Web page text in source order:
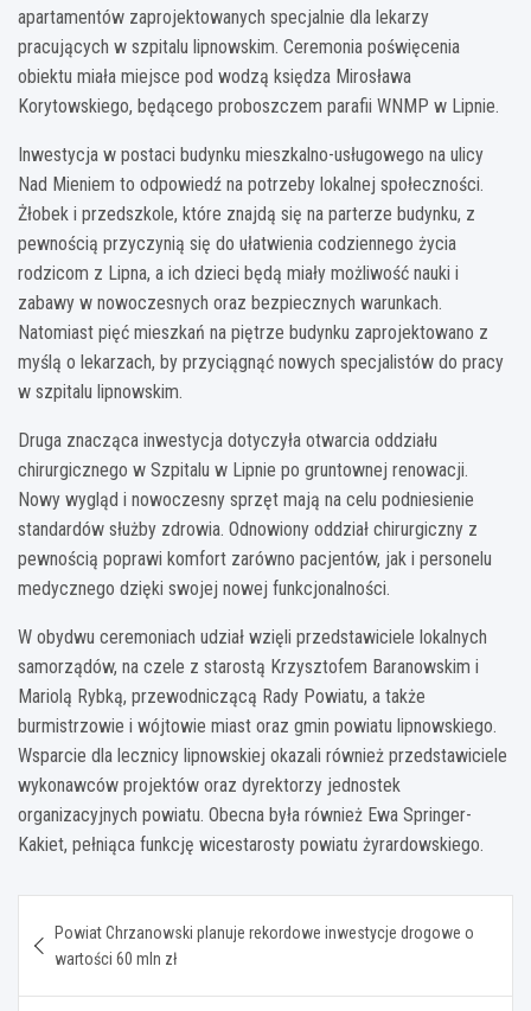
apartamentów zaprojektowanych specjalnie dla lekarzy
pracujących w szpitalu lipnowskim. Ceremonia poświęcenia
obiektu miała miejsce pod wodzą księdza Mirosława
Korytowskiego, będącego proboszczem parafii WNMP w Lipnie.
Inwestycja w postaci budynku mieszkalno-usługowego na ulicy
Nad Mieniem to odpowiedź na potrzeby lokalnej społeczności.
Żłobek i przedszkole, które znajdą się na parterze budynku, z
pewnością przyczynią się do ułatwienia codziennego życia
rodzicom z Lipna, a ich dzieci będą miały możliwość nauki i
zabawy w nowoczesnych oraz bezpiecznych warunkach.
Natomiast pięć mieszkań na piętrze budynku zaprojektowano z
myślą o lekarzach, by przyciągnąć nowych specjalistów do pracy
w szpitalu lipnowskim.
Druga znacząca inwestycja dotyczyła otwarcia oddziału
chirurgicznego w Szpitalu w Lipnie po gruntownej renowacji.
Nowy wygląd i nowoczesny sprzęt mają na celu podniesienie
standardów służby zdrowia. Odnowiony oddział chirurgiczny z
pewnością poprawi komfort zarówno pacjentów, jak i personelu
medycznego dzięki swojej nowej funkcjonalności.
W obydwu ceremoniach udział wzięli przedstawiciele lokalnych
samorządów, na czele z starostą Krzysztofem Baranowskim i
Mariolą Rybką, przewodniczącą Rady Powiatu, a także
burmistrzowie i wójtowie miast oraz gmin powiatu lipnowskiego.
Wsparcie dla lecznicy lipnowskiej okazali również przedstawiciele
wykonawców projektów oraz dyrektorzy jednostek
organizacyjnych powiatu. Obecna była również Ewa Springer-
Kakiet, pełniąca funkcję wicestarosty powiatu żyrardowskiego.
wpisu
Powiat Chrzanowski planuje rekordowe inwestycje drogowe o
wartości 60 mln zł